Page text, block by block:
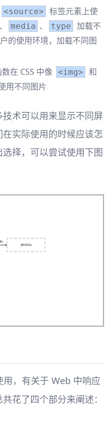
<source>
标签元素上使
、 media 、 type
加载不
的使用环境，加载不同图
数在 CSS 中像 <img> 和
用不同图片
术可以用来显示不同屏
实际使用的时候应该怎
择，可以尝试使用下图
用，有关于 Web 中响应
花了四个部分来阐述：